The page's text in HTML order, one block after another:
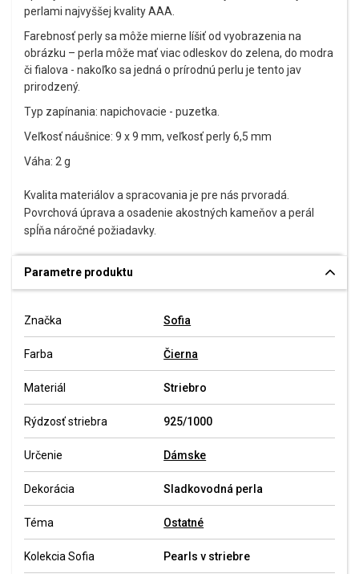
perlami najvyššej kvality AAA.
Farebnosť perly sa môže mierne líšiť od vyobrazenia na
obrázku – perla môže mať viac odleskov do zelena, do modra
či fialova - nakoľko sa jedná o prírodnú perlu je tento jav
prirodzený.
Typ zapínania: napichovacie - puzetka.
Veľkosť náušnice: 9 x 9 mm, veľkosť perly 6,5 mm
Váha: 2 g
Kvalita materiálov a spracovania je pre nás prvoradá.
Povrchová úprava a osadenie akostných kameňov a perál
spĺňa náročné požiadavky.
Parametre produktu
Značka Sofia
Farba Čierna
Materiál Striebro
Rýdzosť striebra 925/1000
Určenie Dámske
Dekorácia Sladkovodná perla
Téma Ostatné
Kolekcia Sofia Pearls v striebre